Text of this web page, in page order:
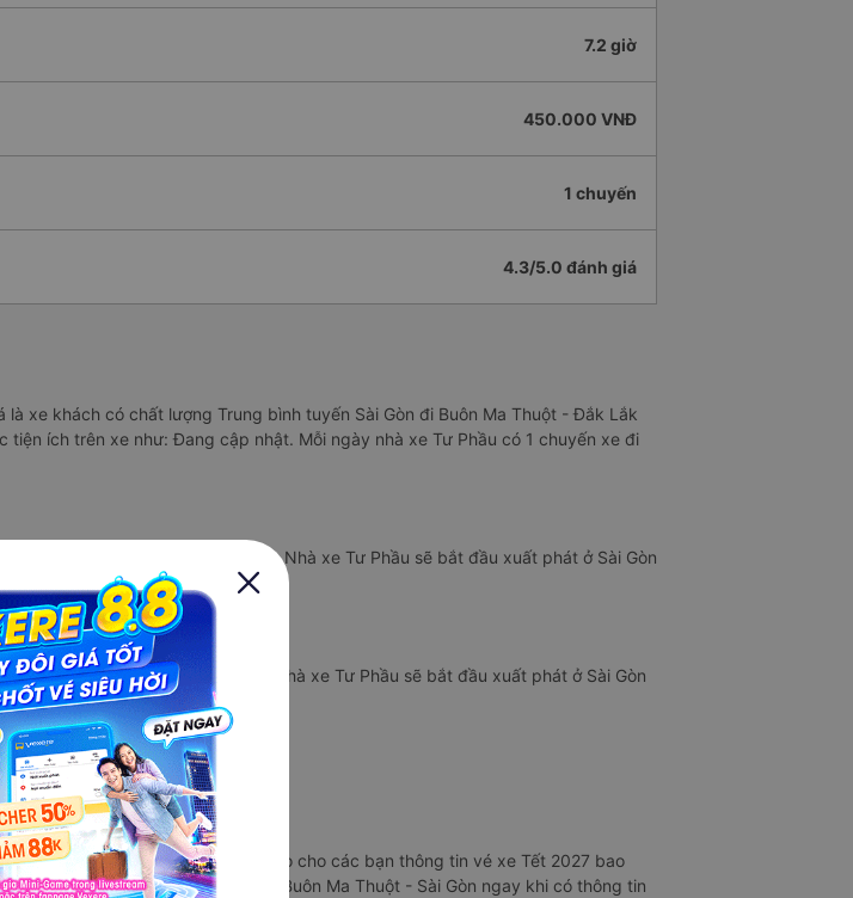
7.2 giờ
450.000 VNĐ
1 chuyến
4.3/5.0 đánh giá
xe khách có chất lượng Trung bình tuyến Sài Gòn đi Buôn Ma Thuột - Đắk Lắk
ích trên xe như: Đang cập nhật. Mỗi ngày nhà xe Tư Phầu có 1 chuyến xe đi
17:30 là của hãng xe Tư Phầu. Nhà xe Tư Phầu sẽ bắt đầu xuất phát ở Sài Gòn
17:30 là của hãng xe Tư Phầu. Nhà xe Tư Phầu sẽ bắt đầu xuất phát ở Sài Gòn
sau 7.2 giờ.
với giá vé chỉ từ 450000 đ
Ma Thuột
bố. Vexere.com sẽ sớm thông báo cho các bạn thông tin vé xe Tết 2027 bao
Sài Gòn - Buôn Ma Thuột và Buôn Ma Thuột - Sài Gòn ngay khi có thông tin